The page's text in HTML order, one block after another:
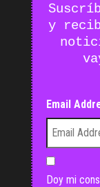
y
Email
Doy mi